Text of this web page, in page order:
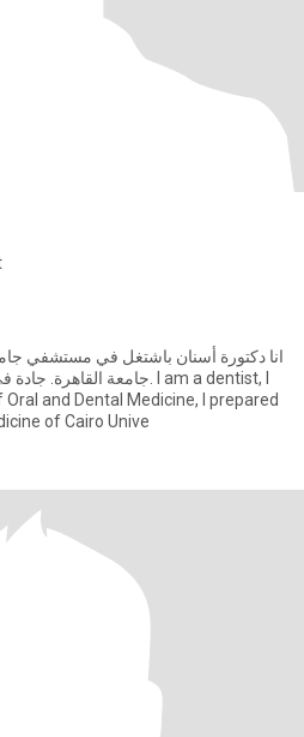
انا دكتورة أسنان باشتغل في مستشفي
and Dental Medicine, I prepared
in dental medicine of Cairo Unive